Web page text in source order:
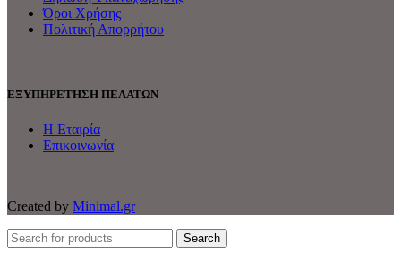
Όροι Χρήσης
Πολιτική Απορρήτου
ΕΞΥΠΗΡΕΤΗΣΗ ΠΕΛΑΤΩΝ
Η Εταιρία
Επικοινωνία
Created by Minimal.gr
Search